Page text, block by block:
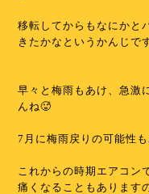
移転してからもなにかと
きたかなというかんじで
早々と梅雨もあけ、急激
んね🥵
7月に梅雨戻りの可能性
これからの時期エアコン
痛くなることもあります